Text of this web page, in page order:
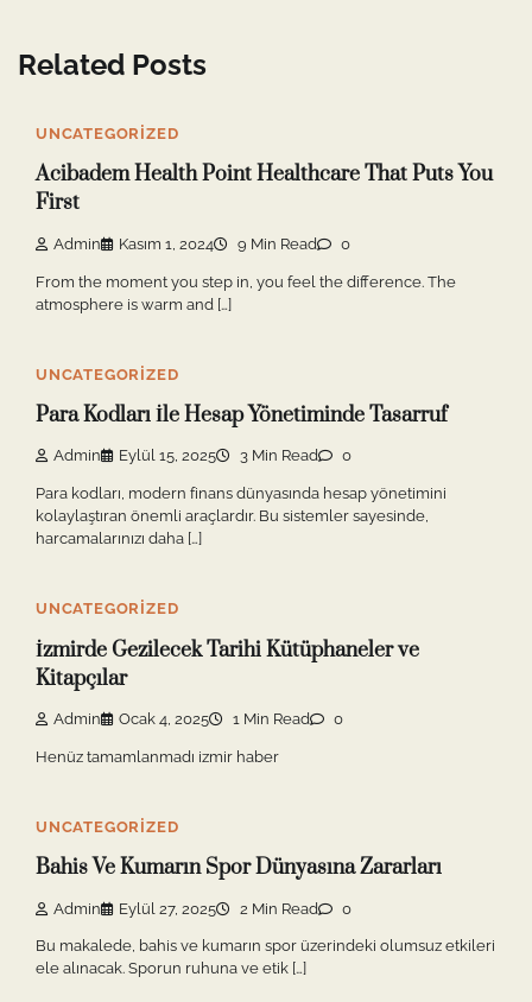
Related Posts
UNCATEGORIZED
Acibadem Health Point Healthcare That Puts You
First
Admin Kasım 1, 2024 9 Min Read 0
From the moment you step in, you feel the difference. The
atmosphere is warm and […]
UNCATEGORIZED
Para Kodları İle Hesap Yönetiminde Tasarruf
Admin Eylül 15, 2025 3 Min Read 0
Para kodları, modern finans dünyasında hesap yönetimini
kolaylaştıran önemli araçlardır. Bu sistemler sayesinde,
harcamalarınızı daha […]
UNCATEGORIZED
İzmirde Gezilecek Tarihi Kütüphaneler ve
Kitapçılar
Admin Ocak 4, 2025 1 Min Read 0
Henüz tamamlanmadı izmir haber
UNCATEGORIZED
Bahis Ve Kumarın Spor Dünyasına Zararları
Admin Eylül 27, 2025 2 Min Read 0
Bu makalede, bahis ve kumarın spor üzerindeki olumsuz etkileri
ele alınacak. Sporun ruhuna ve etik […]